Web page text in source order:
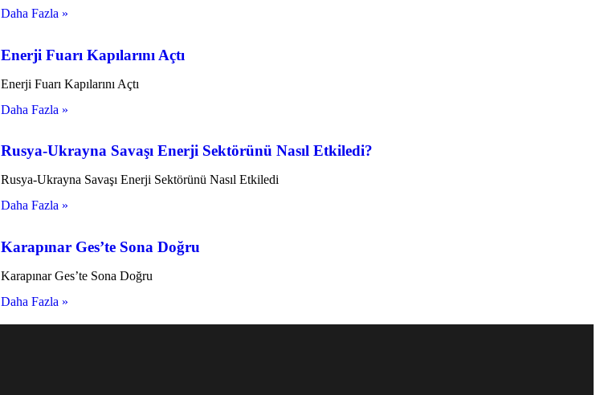
Daha Fazla »
Enerji Fuarı Kapılarını Açtı
Enerji Fuarı Kapılarını Açtı
Daha Fazla »
Rusya-Ukrayna Savaşı Enerji Sektörünü Nasıl Etkiledi?
Rusya-Ukrayna Savaşı Enerji Sektörünü Nasıl Etkiledi
Daha Fazla »
Karapınar Ges’te Sona Doğru
Karapınar Ges’te Sona Doğru
Daha Fazla »